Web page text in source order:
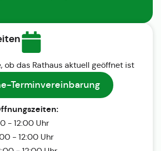
ob das Rathaus aktuell geöffnet ist
Terminvereinbarung
- 12:00 Uhr
- 12:00 Uhr